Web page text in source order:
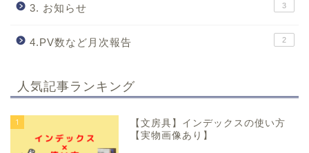
3. お知らせ 3
4.PV数など月次報告 2
人気記事ランキング
1
【文房具】インデックスの使い方
【実物画像あり】